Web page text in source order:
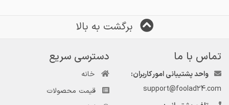
برگشت به بالا
تماس با ما
واحد پشتیبانی امور کاربران:
support@foolad24.com
دسترسی سریع
خانه
قیمت محصولات